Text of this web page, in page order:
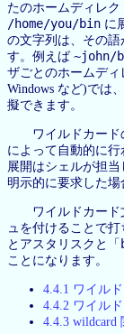
たのホームディレ
/home/you/bin に
の文字列は、その
す。例えば ~john/
ザごとのホームデ
Windows など)では
擬できます。
ワイルドカード
によって自動的に
展開はシェルが担当
明示的に要求した場
ワイルドカード
ュを付けることで
とアスタリスクと「
ことになります。
4.4.1 ワイル
4.4.2 ワイル
4.4.3 wildcard